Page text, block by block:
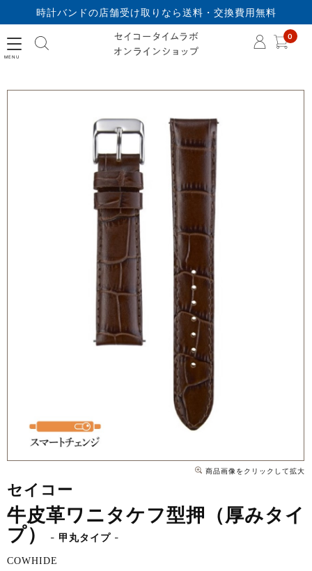
時計バンドの店舗受け取りなら送料・交換費用無料
セイコータイムラボオ
0
商品画像をクリックして拡大
セイコー
牛皮革ワニタケフ型押（厚みタイ
プ）
甲丸タイプ
COWHIDE